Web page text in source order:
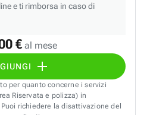
€ al mese
e ti rimborsa in caso di
per quanto concerne i servizi
Riservata e polizza) in
richiedere la disattivazione del